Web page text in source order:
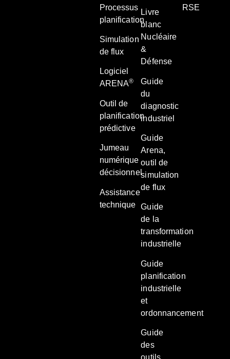
Processus
planification
Simulation
de flux
Logiciel
ARENA®
Outil de
planification
prédictive
Jumeau
numérique
décisionnel
Assistance
technique
Livre
blanc
Nucléaire
&
Défense
Guide
du
diagnostic
industriel
Guide
Arena,
outil de
simulation
de flux
Guide
de la
transformation
industrielle
Guide
planification
industrielle
et
ordonnancement
Guide
des
RSE